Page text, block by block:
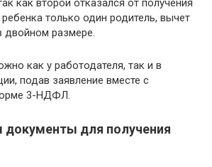
как второй отказался от получения
только один родитель, вычет
двойном размере.
как у работодателя, так и в
подав заявление вместе с
3-НДФЛ.
документы для получения